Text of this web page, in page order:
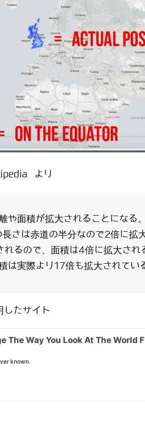
より
や面積が拡大されることになる
さは赤道の半分なので2倍に拡
れるので、面積は4倍に拡大され
は実際より17倍も拡大されてい
したサイト